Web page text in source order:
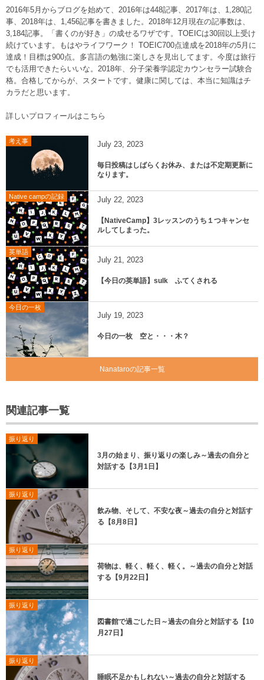
2016年5月からブログを始めて、2016年は448記事、2017年は、1,280記
事、2018年は、1,456記事を書きました。2018年12月現在の記事数は、
3,184記事。「書くのが好き」の成せるワザです。TOEICは30回以上受け
続けています。もはやライフワーク！ TOEIC700点達成を2018年の5月に
達成！目標は900点。多言語の勉強に楽しさを見出してます。今度は旅行
でも活用できたらいいな。2018年、分子栄養学認定カウンセラー試験合
格。合格してからが、スタートです。健康に関しては、本当に知識はチ
カラだと思います。
詳しいプロフィールはこちら
考え事 July 23 2023
毎日投稿はしばらくお休み、または不定期更新に
なります。
Native campの記録 July 22 2023
【NativeCamp】3レッスンのうち１つキャンセ
ルしてしまった。
英単語
July 21 2023
【今日の英単語】sulk ふてくされる
今日の一枚
July 19 2023
今日の一枚 空と・・・木？
Nanataroの記事一覧
関連記事一覧
振り返り
3月の始まり、振り返りの楽しみ～過去の自分と
対話する【3月1日】
振り返り
飲み物、そして、不安な夜～過去の自分と対話す
る【8月8日】
振り返り
荷物は、軽く、軽く、軽く。～過去の自分と対話
する【9月22日】
振り返り
図書館で過ごした日～過去の自分と対話する【10
月27日】
振り返り
睡眠不足かもしれない～過去の自分と対話する